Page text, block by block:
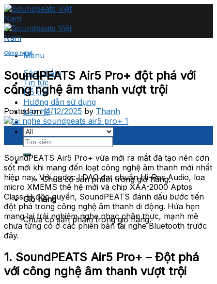
Skip
to
content
Menu
Sản phẩm
Tin tức
Hỗ trợ
Hướng dẫn sử dụng
Liên hệ
Tìm
Chưa có sản phẩm trong giỏ hàng.
Giỏ hàng
Chưa có sản phẩm trong giỏ hàng.
Công nghệ
SoundPEATS Air5 Pro+ đột phá với
công nghệ âm thanh vượt trội
Posted on11/12/2025 by Thanh
SoundPEATS Air5 Pro+ vừa mới ra mắt đã tạo nên cơn
sốt mới khi mang đến loạt công nghệ âm thanh mới nhất
hiện nay. Với codec LDAC đạt chuẩn Hi-Res Audio, loa
micro XMEMS thế hệ mới và chip XAA-2000 Aptos
Class-H độc quyền, SoundPEATS đánh dấu bước tiến
đột phá trong công nghệ âm thanh di động. Hứa hẹn
mang lại trải nghiệm nghe nhạc chân thực, mạnh mẽ
chưa từng có ở các phiên bản tai nghe Bluetooth trước
đây.
1. SoundPEATS Air5 Pro+ – Đột phá
với công nghệ âm thanh vượt trội